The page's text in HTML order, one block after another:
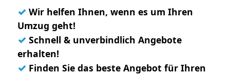
✓ Wir helfen Ihnen, wenn es um Ihren
Umzug geht!
✓ Schnell & unverbindlich Angebote
erhalten!
✓ Finden Sie das beste Angebot für Ihren